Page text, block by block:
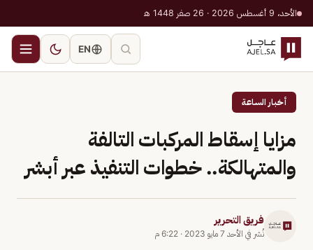
الأحد، 9 أغسطس 2026 · 26 صفر 1448 هـ
EN
أخبار الساعة
مزايا إسقاط المركبات التالفة
والمتهالكة.. خطوات التنفيذ عبر أبشر
فريق التحرير
نُشر في الأحد 7 مايو 2023 · 6:22 م